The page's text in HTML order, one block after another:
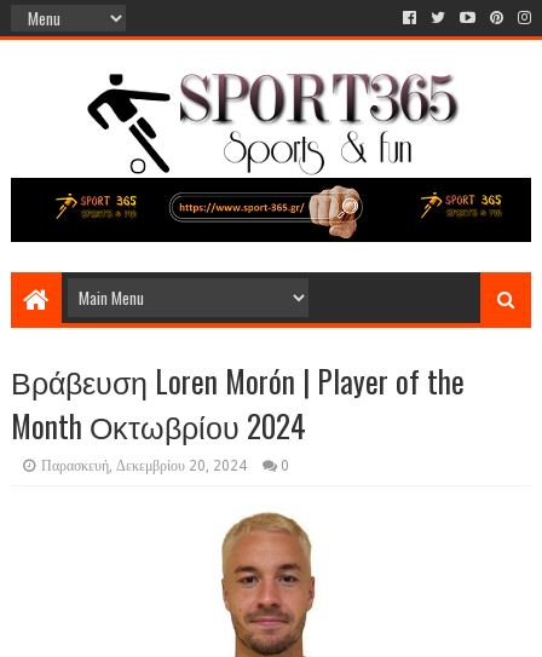
Βράβευση Loren Morón | Player of the
Month Οκτωβρίου 2024
Παρασκευή, Δεκεμβρίου 20, 2024 0